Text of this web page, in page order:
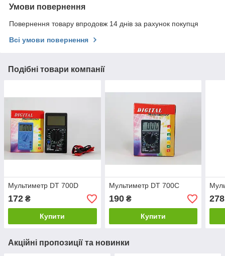
Умови повернення
Повернення товару впродовж 14 днів за рахунок покупця
Всі умови повернення
Подібні товари компанії
Мультиметр DT 700D
172 ₴
Купити
Мультиметр DT 700C
190₴
Купити
278
Акційні пропозиції та новинки